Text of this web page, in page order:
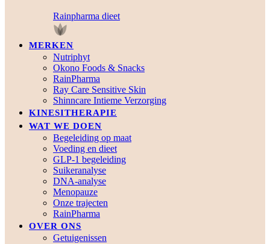
Rainpharma dieet
MERKEN
Nutriphyt
Okono Foods & Snacks
RainPharma
Ray Care Sensitive Skin
Shinncare Intieme Verzorging
KINESITHERAPIE
WAT WE DOEN
Begeleiding op maat
Voeding en dieet
GLP-1 begeleiding
Suikeranalyse
DNA-analyse
Menopauze
Onze trajecten
RainPharma
OVER ONS
Getuigenissen